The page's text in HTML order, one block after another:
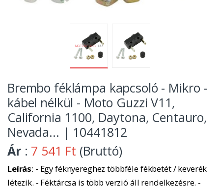
Brembo féklámpa kapcsoló - Mikro -
kábel nélkül - Moto Guzzi V11,
California 1100, Daytona, Centauro,
Nevada... | 10441812
Ár : 7 541 Ft (Bruttó)
Leírás: - Egy féknyereghez többféle fékbetét / keverék
létezik. - Féktárcsa is több verzió áll rendelkezésre. -